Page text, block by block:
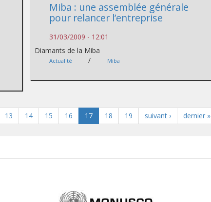
Miba : une assemblée générale
pour relancer l’entreprise
31/03/2009 - 12:01
Diamants de la Miba
Actualité / Miba
13 14 15 16 17 18 19 suivant › dernier »